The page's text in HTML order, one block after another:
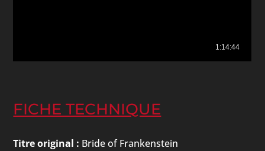
FICHE TECHNIQUE
Titre original : Bride of Frankenstein